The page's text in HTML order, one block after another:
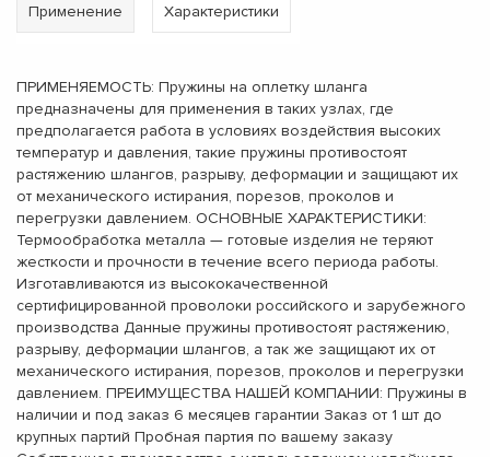
Применение Характеристики
ПРИМЕНЯЕМОСТЬ: Пружины на оплетку шланга
предназначены для применения в таких узлах, где
предполагается работа в условиях воздействия высоких
температур и давления, такие пружины противостоят
растяжению шлангов, разрыву, деформации и защищают их
от механического истирания, порезов, проколов и
перегрузки давлением. ОСНОВНЫЕ ХАРАКТЕРИСТИКИ:
Термообработка металла — готовые изделия не теряют
жесткости и прочности в течение всего периода работы.
Изготавливаются из высококачественной
сертифицированной проволоки российского и зарубежного
производства Данные пружины противостоят растяжению,
разрыву, деформации шлангов, а так же защищают их от
механического истирания, порезов, проколов и перегрузки
давлением. ПРЕИМУЩЕСТВА НАШЕЙ КОМПАНИИ: Пружины в
наличии и под заказ 6 месяцев гарантии Заказ от 1 шт до
крупных партий Пробная партия по вашему заказу